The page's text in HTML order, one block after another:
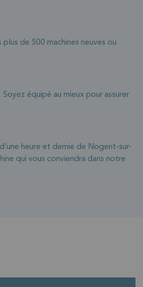
de 500 machines neuves ou
équipé au mieux pour assurer
heure et demie de Nogent-sur-
qui vous conviendra dans notre